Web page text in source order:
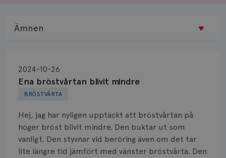
BRÖSTVÅRTA
Ena bröstvårtan blivit mindre
2024-10-26
Hej, jag har nyligen upptäckt att bröstvårtan på
höger bröst blivit mindre. Den buktar ut som
vanligt. Den styvnar vid beröring även om det tar
lite längre tid jämfört med vänster bröstvårta. Den
Ämnen
Biopsi
Biverkningar
Bröstvårta
Knöl